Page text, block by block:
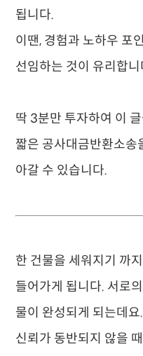
됩니다.
이땐, 경험과 노하우 포
선임하는 것이 유리합니
딱 3분만 투자하여 이
짧은 공사대금반환소송
아갈 수 있습니다.
한 건물을 세워지기 까
들어가게 됩니다. 서로
물이 완성되게 되는데요.
신뢰가 동반되지 않을